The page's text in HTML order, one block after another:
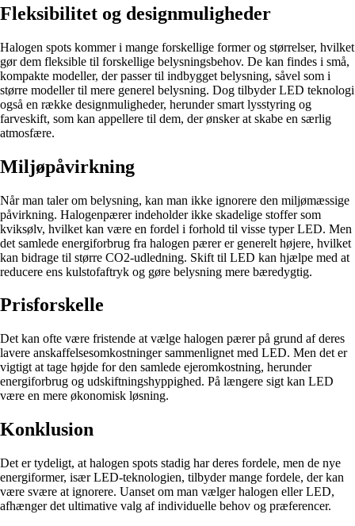
Fleksibilitet og designmuligheder
Halogen spots kommer i mange forskellige former og størrelser, hvilket
gør dem fleksible til forskellige belysningsbehov. De kan findes i små,
kompakte modeller, der passer til indbygget belysning, såvel som i
større modeller til mere generel belysning. Dog tilbyder LED teknologi
også en række designmuligheder, herunder smart lysstyring og
farveskift, som kan appellere til dem, der ønsker at skabe en særlig
atmosfære.
Miljøpåvirkning
Når man taler om belysning, kan man ikke ignorere den miljømæssige
påvirkning. Halogenpærer indeholder ikke skadelige stoffer som
kviksølv, hvilket kan være en fordel i forhold til visse typer LED. Men
det samlede energiforbrug fra halogen pærer er generelt højere, hvilket
kan bidrage til større CO2-udledning. Skift til LED kan hjælpe med at
reducere ens kulstofaftryk og gøre belysning mere bæredygtig.
Prisforskelle
Det kan ofte være fristende at vælge halogen pærer på grund af deres
lavere anskaffelsesomkostninger sammenlignet med LED. Men det er
vigtigt at tage højde for den samlede ejeromkostning, herunder
energiforbrug og udskiftningshyppighed. På længere sigt kan LED
være en mere økonomisk løsning.
Konklusion
Det er tydeligt, at halogen spots stadig har deres fordele, men de nye
energiformer, især LED-teknologien, tilbyder mange fordele, der kan
være svære at ignorere. Uanset om man vælger halogen eller LED,
afhænger det ultimative valg af individuelle behov og præferencer.